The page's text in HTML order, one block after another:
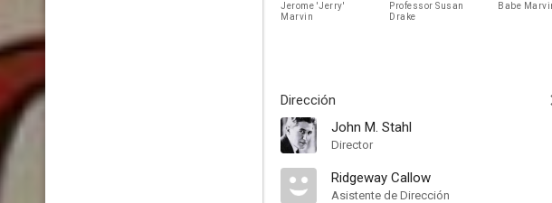
Jerome 'Jerry'
Marvin
Professor Susan
Drake
Babe
Dirección
John M. Stahl
Director
Ridgeway Callow
Asistente de Dirección